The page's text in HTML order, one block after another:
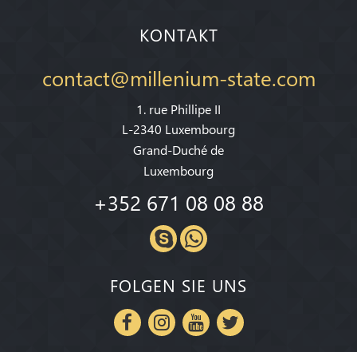
KONTAKT
contact@millenium-state.com
1. rue Phillipe II
L-2340 Luxembourg
Grand-Duché de
Luxembourg
+352 671 08 08 88
FOLGEN SIE UNS